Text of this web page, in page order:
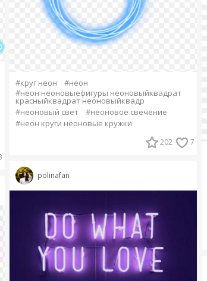
#круг неон
#неон
#неон неоновыефигуры неоновыйквадрат
красныйквадрат неоновыйквадр
#неоновый свет
#неоновое свечение
#неон круги неоновые кружки
202 7
polinafan